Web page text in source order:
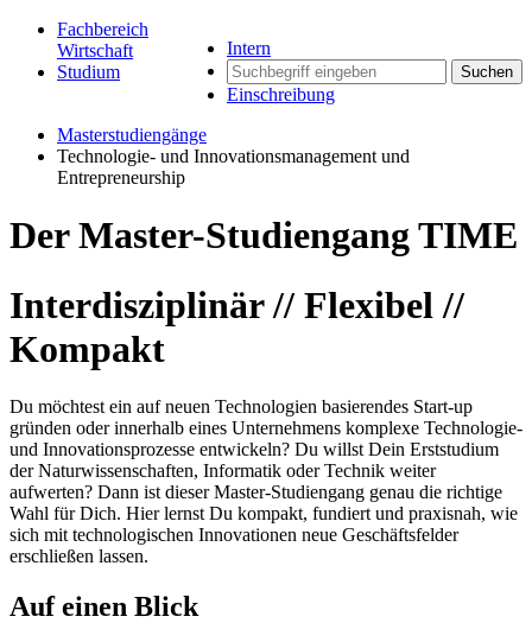
Intern
Suchen
Einschreibung
Fachbereich
Wirtschaft
Studium
Masterstudiengänge
Technologie- und Innovationsmanagement und
Entrepreneurship
Der Master-Studiengang TIME
Interdisziplinär // Flexibel //
Kompakt
Du möchtest ein auf neuen Technologien basierendes Start-up
gründen oder innerhalb eines Unternehmens komplexe Technologie-
und Innovationsprozesse entwickeln? Du willst Dein Erststudium
der Naturwissenschaften, Informatik oder Technik weiter
aufwerten? Dann ist dieser Master-Studiengang genau die richtige
Wahl für Dich. Hier lernst Du kompakt, fundiert und praxisnah, wie
sich mit technologischen Innovationen neue Geschäftsfelder
erschließen lassen.
Auf einen Blick